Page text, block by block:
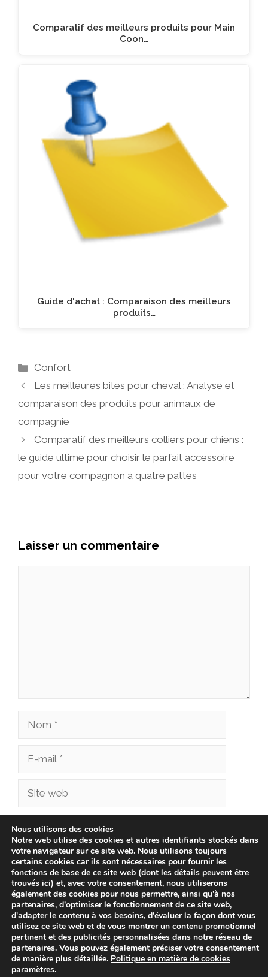
Comparatif des meilleurs produits pour Main
Coon…
Guide d'achat : Comparaison des meilleurs
produits…
Catégories
Confort
Les meilleures bites pour cheval : Analyse et
comparaison des produits pour animaux de
compagnie
Comparatif des meilleurs colliers pour chiens :
le guide ultime pour choisir le parfait accessoire
pour votre compagnon à quatre pattes
Laisser un commentaire
Nom
Site
Enregistrer mon nom, mon e-mail et mon site
dans le navigateur pour mon prochain
commentaire.
© 2026 cliniqueveterinairechampionnet.fr -
Nous utilisons des cookies
Notre web utilise des cookies et autres identifiants stockés dans
votre navigateur sur ce site web. Nous utilisons toujours
certains cookies car ils sont nécessaires pour fournir les
fonctions de base de ce site web (dont les détails peuvent être
trouvés ici) et, avec votre consentement, nous utiliserons
également des cookies pour nous permettre, ainsi qu'à nos
partenaires, d'optimiser le fonctionnement de ce site web,
d'adapter le contenu à vos besoins, d'évaluer la façon dont vous
utilisez ce site web et de vous montrer un contenu promotionnel
pertinent et des publicités personnalisées dans notre réseau de
partenaires. Vous pouvez également préciser votre consentement
de manière plus détaillée. Politique en matière de cookies
paramètres.